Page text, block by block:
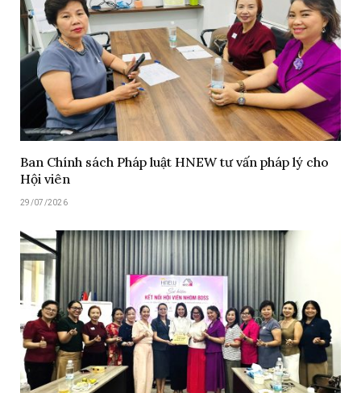
Ban Chính sách Pháp luật HNEW tư vấn pháp lý cho
Hội viên
29/07/2026